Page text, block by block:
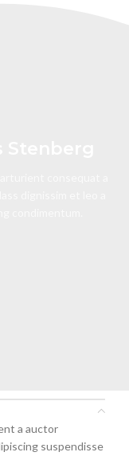
a auctor
suspendisse